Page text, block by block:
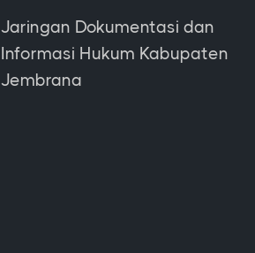
Jaringan Dokumentasi dan
Informasi Hukum Kabupaten
Jembrana